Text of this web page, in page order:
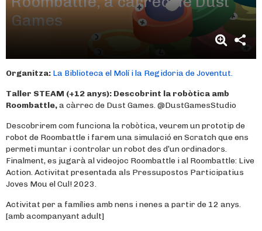
Games
Organitza: La Biblioteca el Molí i la Regidoria de Joventut.
Taller STEAM (+12 anys): Descobrint la robòtica amb
Roombattle,a càrrec de Dust Games. @DustGamesStudio
Descobrirem com funciona la robòtica, veurem un prototip de
robot de Roombattle i farem una simulació en Scratch que ens
permeti muntar i controlar un robot des d’un ordinadors.
Finalment, es jugarà al videojoc Roombattle i al Roombattle: Live
Action. Activitat presentada als Pressupostos Participatius
Joves Mou el Cul! 2023.
Activitat per a famílies amb nens i nenes a partir de 12 anys.
[amb acompanyant adult]